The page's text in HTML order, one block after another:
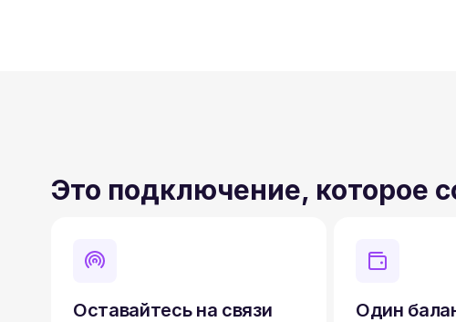
Это подключение, которое
Оставайтесь на связи
Один